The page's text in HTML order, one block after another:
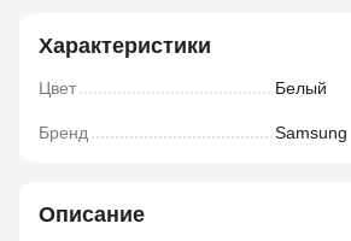
Характеристики
Цвет Белый
Бренд Samsung
Описание